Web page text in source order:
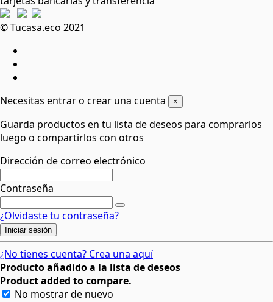
© Tucasa.eco 2021
Necesitas entrar o crear una cuenta ×
Guarda productos en tu lista de deseos para comprarlos
luego o compartirlos con otros
Dirección de correo electrónico
Contraseña
¿Olvidaste tu contraseña?
Iniciar sesión
¿No tienes cuenta? Crea una aquí
Producto añadido a la lista de deseos
Product added to compare.
No mostrar de nuevo